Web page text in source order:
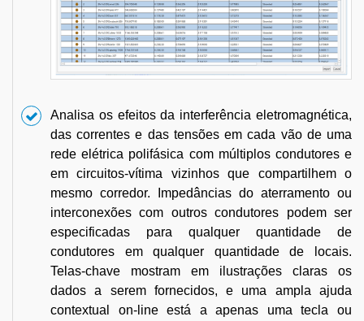
Analisa os efeitos da interferência eletromagnética,
das correntes e das tensões em cada vão de uma
rede elétrica polifásica com múltiplos condutores e
em circuitos-vítima vizinhos que compartilhem o
mesmo corredor. Impedâncias do aterramento ou
interconexões com outros condutores podem ser
especificadas para qualquer quantidade de
condutores em qualquer quantidade de locais.
Telas-chave mostram em ilustrações claras os
dados a serem fornecidos, e uma ampla ajuda
contextual on-line está a apenas uma tecla ou